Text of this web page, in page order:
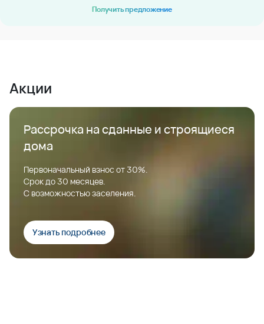
Получить предложение
Акции
Рассрочка на сданные и строящиеся
дома
Первоначальный взнос от 30%.
Срок до 30 месяцев.
С возможностью заселения.
Узнать подробнее